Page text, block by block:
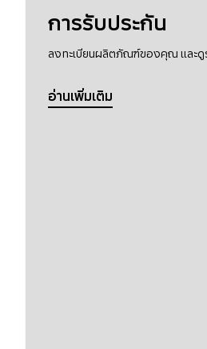
การรับประกัน
ลงทะเบียนผลิตภัณฑ์ของคุณ และดู
อ่านเพิ่มเติม